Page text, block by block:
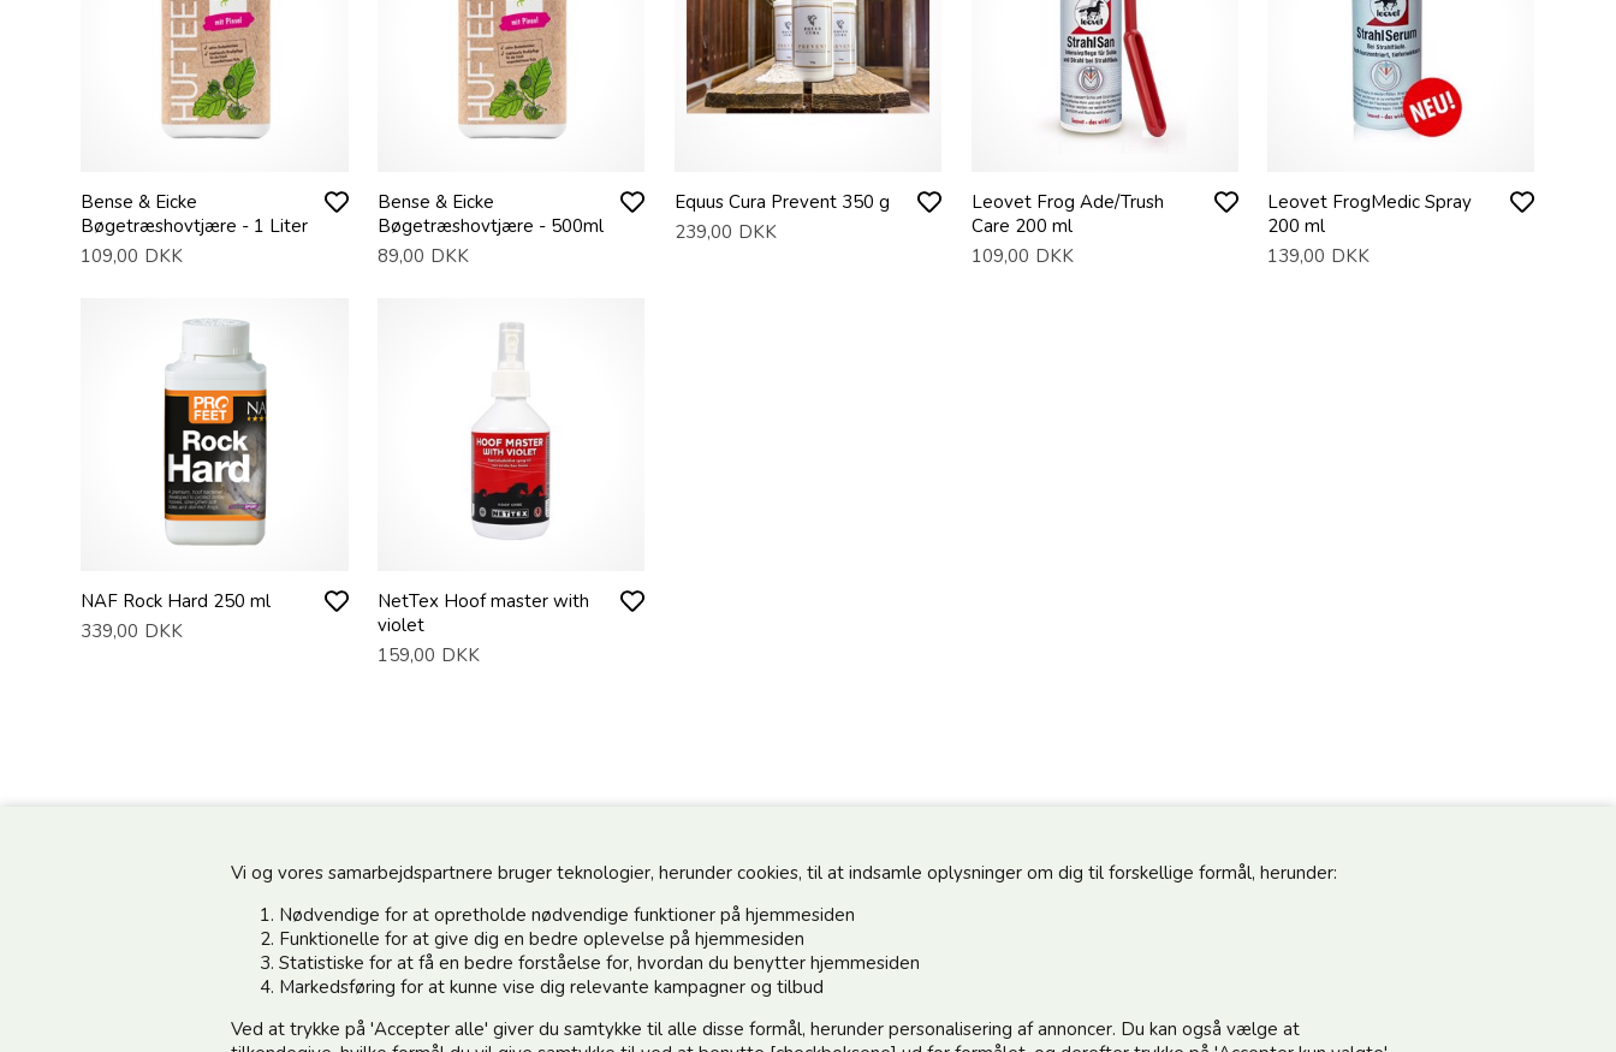
Vi og vores samarbejdspartnere bruger teknologier, herunder cookies, til at indsamle oplysninger om dig til forskellige formål, herunder:
Nødvendige for at opretholde nødvendige funktioner på hjemmesiden
Funktionelle for at give dig en bedre oplevelse på hjemmesiden
Statistiske for at få en bedre forståelse for, hvordan du benytter hjemmesiden
Markedsføring for at kunne vise dig relevante kampagner og tilbud
Ved at trykke på 'Accepter alle' giver du samtykke til alle disse formål, herunder personalisering af annoncer. Du kan også vælge at
Bense & Eicke
Bøgetræshovtjære - 1 Liter
109,00 DKK
Bense & Eicke
Bøgetræshovtjære - 500ml
89,00 DKK
Equus Cura Prevent 350 g
239,00 DKK
Leovet Frog Ade/Trush
Care 200 ml
109,00 DKK
Leovet FrogMedic Spray
200 ml
139,00 DKK
NAF Rock Hard 250 ml
339,00 DKK
NetTex Hoof master with
violet
159,00 DKK
Din side - Log ind her
Kundeservice
Vedsted Mølle A/S Tilmeld dig vores nyhedsbrev og modtag gode tilbud